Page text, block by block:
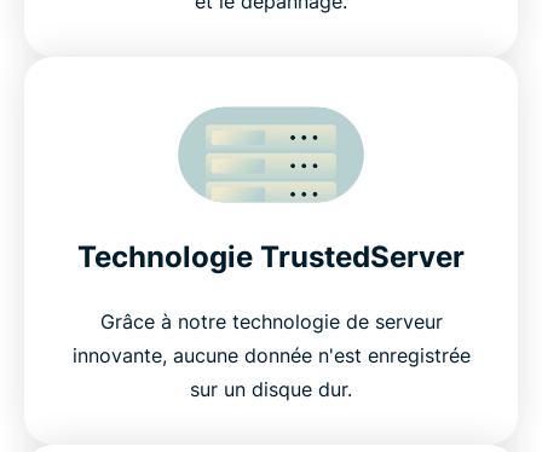
Technologie TrustedServer
Grâce à notre technologie de serveur
innovante, aucune donnée n'est enregistrée
sur un disque dur.